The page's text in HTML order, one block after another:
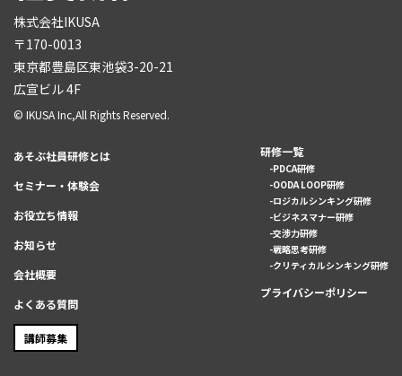
株式会社IKUSA
〒170-0013
東京都豊島区東池袋3-20-21
広宣ビル 4F
© IKUSA Inc,All Rights Reserved.
あそぶ社員研修とは
セミナー・体験会
お役立ち情報
お知らせ
会社概要
よくある質問
講師募集
研修一覧
PDCA研修
OODA LOOP研修
ロジカルシンキング研修
ビジネスマナー研修
交渉力研修
戦略思考研修
クリティカルシンキング研修
プライバシーポリシー